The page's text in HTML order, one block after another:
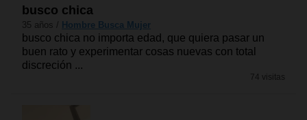
busco chica
35 años / Hombre Busca Mujer
busco chica no importa edad, que quiera pasar un
buen rato y experimentar cosas nuevas con total
discreción ...
74 visitas